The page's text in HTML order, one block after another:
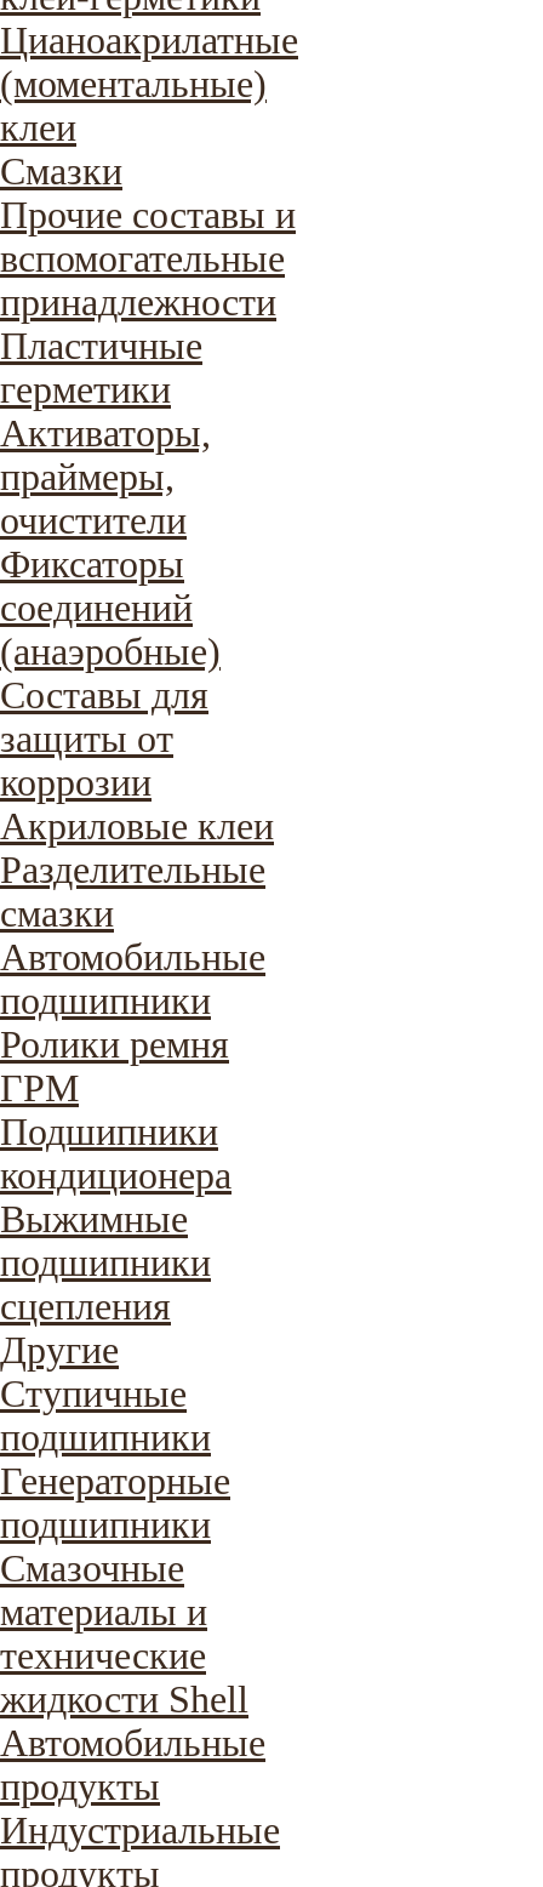
Цианоакрилатные
(моментальные)
клеи
Смазки
Прочие составы и
вспомогательные
принадлежности
Пластичные
герметики
Активаторы,
праймеры,
очистители
Фиксаторы
соединений
(анаэробные)
Составы для
защиты от
коррозии
Акриловые клеи
Разделительные
смазки
Автомобильные
подшипники
Ролики ремня
ГРМ
Подшипники
кондиционера
Выжимные
подшипники
сцепления
Другие
Ступичные
подшипники
Генераторные
подшипники
Смазочные
материалы и
технические
жидкости Shell
Автомобильные
продукты
Индустриальные
продукты